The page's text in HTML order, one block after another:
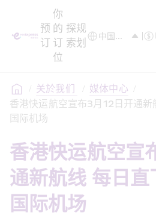
预
订
你
的
订
位
探
索
规
划
/ 关於我们 / 媒体中心 /
香港快运航空宣布3月12日开通
国际机场
香港快运航空宣
通新航线 每日
国际机场